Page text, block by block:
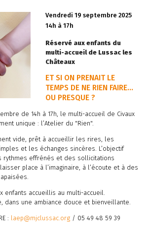
Vendredi 19 septembre 2025
14h à 17h
Réservé aux enfants du
multi-accueil de Lussac les
Châteaux
ET SI ON PRENAIT LE
TEMPS DE NE RIEN FAIRE…
OU PRESQUE ?
de 14h à 17h, le multi-accueil de Civaux
unique : l’Atelier du "Rien".
vide, prêt à accueillir les rires, les
et les échanges sincères. L’objectif
rythmes effrénés et des sollicitations
place à l’imaginaire, à l’écoute et à des
enfants accueillis au multi-accueil.
dans une ambiance douce et bienveillante.
: laep@mjclussac.org/ 05 49 48 59 39